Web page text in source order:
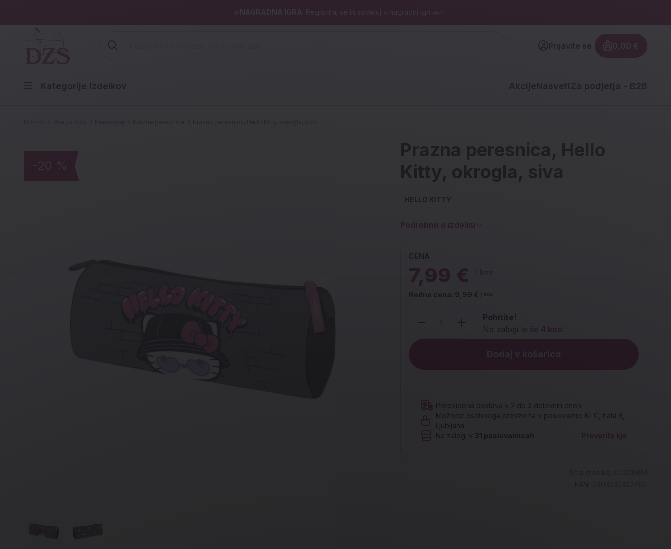
✨NAGRADNA IGRA : Registriraj se in sodeluj v nagradni igri 🚗✨
Prijavite se
Znesek
0,00 €
Kategorije izdelkov AkcijeNasveti Za podjetja - B2B
-20 %
Prazna peresnica, Hello
Kitty, okrogla, siva
HELLO KITTY
Podrobno o izdelku
CENA
7,99 €
Redna cena: 9,99 € / kos
Pohitite!
Na zalogi le še 4 kos!
Količina
Dodaj v košarico
Predvidena dostava v 2 do 3 delovnih dneh.
Možnost osebnega prevzema v poslovalnici BTC, hala 8,
Ljubljana
Na zalogi v
31 poslovalnicah Preverite kje